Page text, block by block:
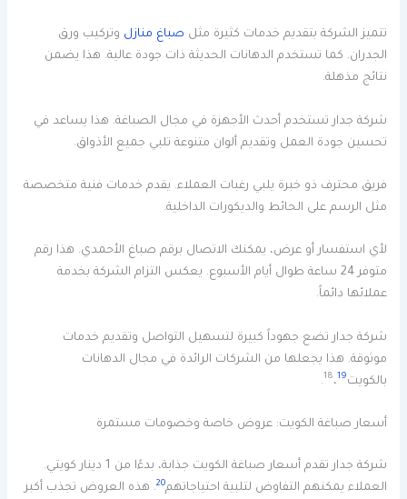
تتميز الشركة بتقديم خدمات كثيرة مثل صباغ منازل وتركيب ورق
الجدران. كما تستخدم الدهانات الحديثة ذات جودة عالية. هذا يضمن
نتائج مذهلة.
شركة جدار تستخدم أحدث الأجهزة في مجال الصباغة. هذا يساعد في
تحسين جودة العمل وتقديم ألوان متنوعة تلبي جميع الأذواق.
فريق محترف ذو خبرة يلبي رغبات العملاء. يقدم خدمات فنية متخصصة
مثل الرسم على الحائط والديكورات الداخلية.
لأي استفسار أو عرض، يمكنك الاتصال برقم صباغ الأحمدي. هذا رقم
متوفر 24 ساعة طوال أيام الأسبوع. يعكس التزام الشركة بخدمة
عملائها دائماً.
شركة جدار تضع جهوداً كبيرة لتسهيل التواصل وتقديم خدمات
موثوقة. هذا يجعلها من الشركات الرائدة في مجال الدهانات
بالكويت
18،19
.
أسعار صباغة الكويت: عروض خاصة وخصومات مستمرة
شركة جدار تقدم أسعار صباغة الكويت جذابة، بدءًا من 1 دينار كويتي.
العملاء يمكنهم التفاوض لتلبية احتياجاتهم20. هذه العروض تجذب أكبر